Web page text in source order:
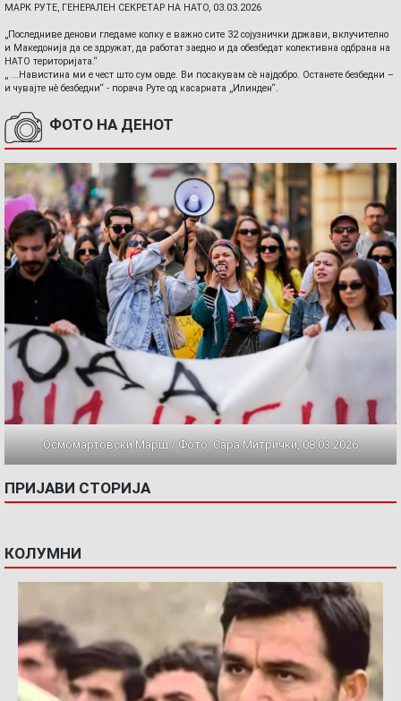
МАРК РУТЕ, ГЕНЕРАЛЕН СЕКРЕТАР НА НАТО, 03.03.2026
„Последниве денови гледаме колку е важно сите 32 сојузнички држави, вклучително
и Македонија да се здружат, да работат заедно и да обезбедат колективна одбрана на
НАТО територијата.“
„ ...Навистина ми е чест што сум овде. Ви посакувам сè најдобро. Останете безбедни –
и чувајте нè безбедни“ - порача Руте од касарната „Илинден“.
ФОТО НА ДЕНОТ
Осмомартовски Марш / Фото: Сара Митрички, 08.03.2026
ПРИЈАВИ СТОРИЈА
КОЛУМНИ